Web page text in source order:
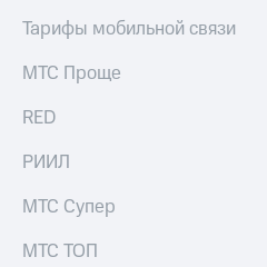
Тарифы мобильной связи
МТС Проще
RED
РИИЛ
МТС Супер
МТС ТОП